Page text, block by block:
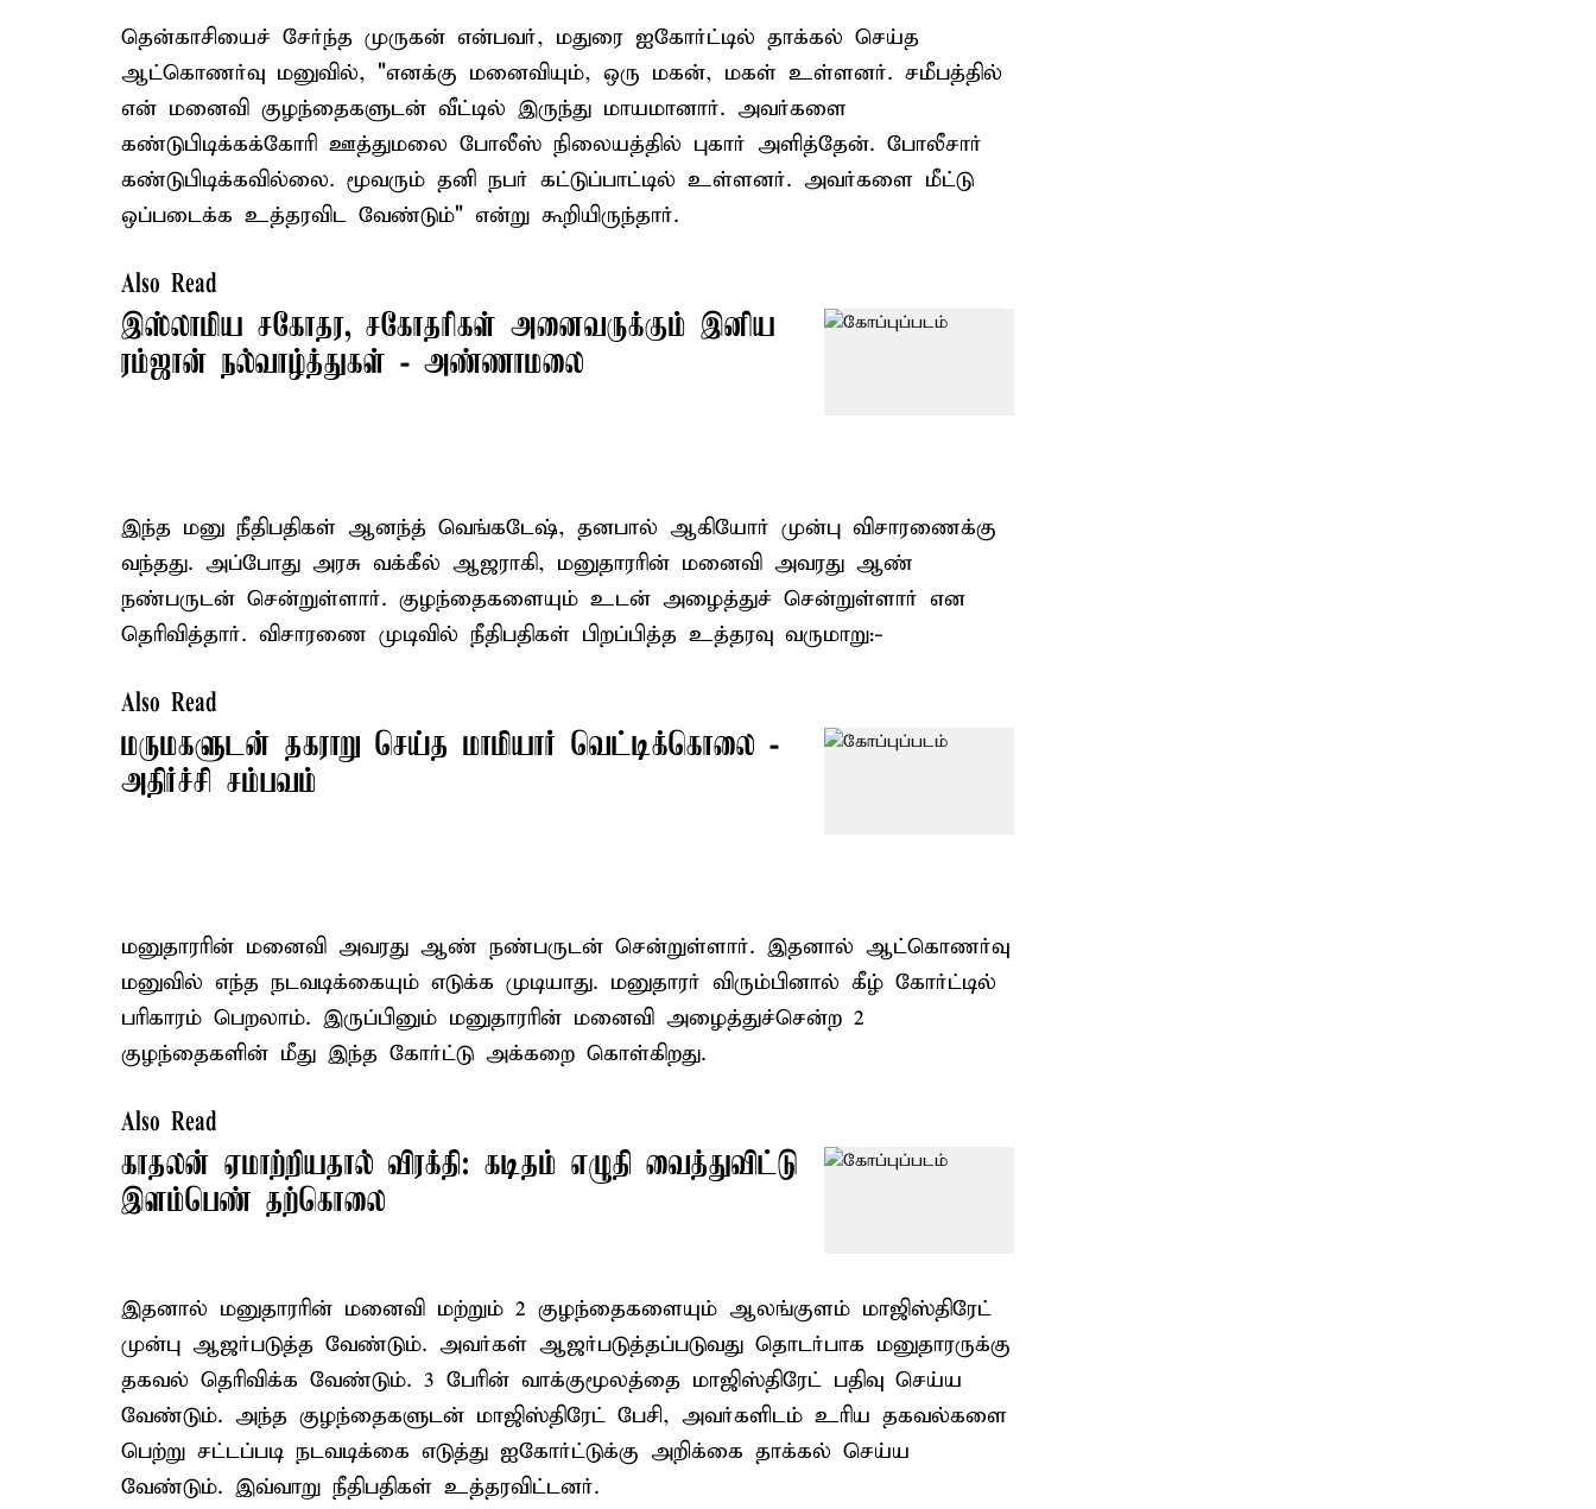
தென்காசியைச் சேர்ந்த முருகன் என்பவர், மதுரை ஐகோர்ட்டில் தாக்கல் செய்த
ஆட்கொணர்வு மனுவில், "எனக்கு மனைவியும், ஒரு மகன், மகள் உள்ளனர். சமீபத்தில்
என் மனைவி குழந்தைகளுடன் வீட்டில் இருந்து மாயமானார். அவர்களை
கண்டுபிடிக்கக்கோரி ஊத்துமலை போலீஸ் நிலையத்தில் புகார் அளித்தேன். போலீசார்
கண்டுபிடிக்கவில்லை. மூவரும் தனி நபர் கட்டுப்பாட்டில் உள்ளனர். அவர்களை மீட்டு
ஒப்படைக்க உத்தரவிட வேண்டும்" என்று கூறியிருந்தார்.
Also Read
இஸ்லாமிய சகோதர, சகோதரிகள் அனைவருக்கும் இனிய
ரம்ஜான் நல்வாழ்த்துகள் - அண்ணாமலை
இந்த மனு நீதிபதிகள் ஆனந்த் வெங்கடேஷ், தனபால் ஆகியோர் முன்பு விசாரணைக்கு
வந்தது. அப்போது அரசு வக்கீல் ஆஜராகி, மனுதாரரின் மனைவி அவரது ஆண்
நண்பருடன் சென்றுள்ளார். குழந்தைகளையும் உடன் அழைத்துச் சென்றுள்ளார் என
தெரிவித்தார். விசாரணை முடிவில் நீதிபதிகள் பிறப்பித்த உத்தரவு வருமாறு:-
Also Read
மருமகளுடன் தகராறு செய்த மாமியார் வெட்டிக்கொலை -
அதிர்ச்சி சம்பவம்
மனுதாரரின் மனைவி அவரது ஆண் நண்பருடன் சென்றுள்ளார். இதனால் ஆட்கொணர்வு
மனுவில் எந்த நடவடிக்கையும் எடுக்க முடியாது. மனுதாரர் விரும்பினால் கீழ் கோர்ட்டில்
பரிகாரம் பெறலாம். இருப்பினும் மனுதாரரின் மனைவி அழைத்துச்சென்ற 2
குழந்தைகளின் மீது இந்த கோர்ட்டு அக்கறை கொள்கிறது.
Also Read
காதலன் ஏமாற்றியதால் விரக்தி: கடிதம் எழுதி வைத்துவிட்டு
இளம்பெண் தற்கொலை
இதனால் மனுதாரரின் மனைவி மற்றும் 2 குழந்தைகளையும் ஆலங்குளம் மாஜிஸ்திரேட்
முன்பு ஆஜர்படுத்த வேண்டும். அவர்கள் ஆஜர்படுத்தப்படுவது தொடர்பாக மனுதாரருக்கு
தகவல் தெரிவிக்க வேண்டும். 3 பேரின் வாக்குமூலத்தை மாஜிஸ்திரேட் பதிவு செய்ய
வேண்டும். அந்த குழந்தைகளுடன் மாஜிஸ்திரேட் பேசி, அவர்களிடம் உரிய தகவல்களை
பெற்று சட்டப்படி நடவடிக்கை எடுத்து ஐகோர்ட்டுக்கு அறிக்கை தாக்கல் செய்ய
வேண்டும். இவ்வாறு நீதிபதிகள் உத்தரவிட்டனர்.